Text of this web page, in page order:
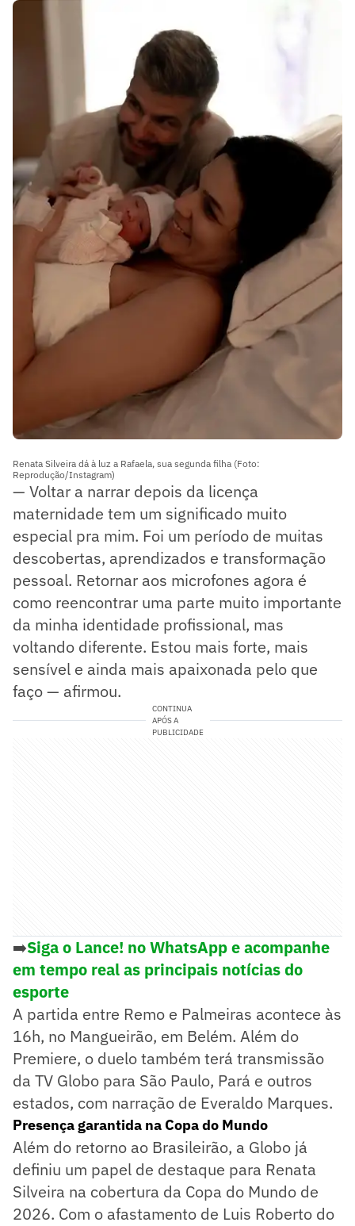
Renata Silveira dá à luz a Rafaela, sua segunda filha (Foto:
Reprodução/Instagram)
— Voltar a narrar depois da licença
maternidade tem um significado muito
especial pra mim. Foi um período de muitas
descobertas, aprendizados e transformação
pessoal. Retornar aos microfones agora é
como reencontrar uma parte muito importante
da minha identidade profissional, mas
voltando diferente. Estou mais forte, mais
sensível e ainda mais apaixonada pelo que
faço — afirmou.
CONTINUA
APÓS A
PUBLICIDADE
➡️Siga o Lance! no WhatsApp e acompanhe
em tempo real as principais notícias do
esporte
A partida entre Remo e Palmeiras acontece às
16h, no Mangueirão, em Belém. Além do
Premiere, o duelo também terá transmissão
da TV Globo para São Paulo, Pará e outros
estados, com narração de Everaldo Marques.
Presença garantida na Copa do Mundo
Além do retorno ao Brasileirão, a Globo já
definiu um papel de destaque para Renata
Silveira na cobertura da Copa do Mundo de
2026. Com o afastamento de Luis Roberto do